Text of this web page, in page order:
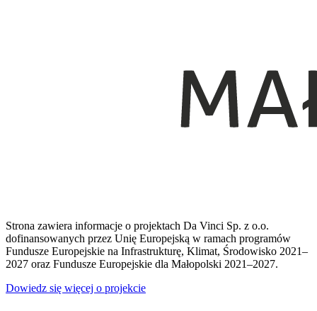
Strona zawiera informacje o projektach Da Vinci Sp. z o.o.
dofinansowanych przez Unię Europejską w ramach programów
Fundusze Europejskie na Infrastrukturę, Klimat, Środowisko 2021–
2027 oraz Fundusze Europejskie dla Małopolski 2021–2027.
Dowiedz się więcej o projekcie